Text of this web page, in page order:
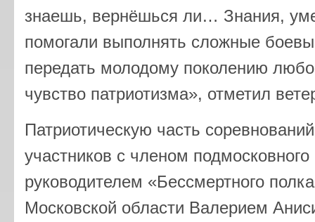
знаешь, вернёшься ли… Знания,
помогали выполнять сложные
передать молодому поколению
чувство патриотизма», отметил
Патриотическую часть
участников с членом
руководителем «Бессмертного
Московской области Валерием